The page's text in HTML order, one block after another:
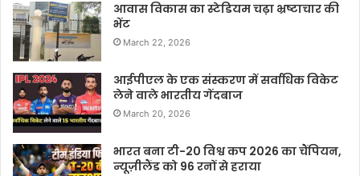
आवास विकास का स्टेडियम चढ़ा भ्रष्टाचार की
भेंट
March 22, 2026
आईपीएल के एक संस्करण में सर्वाधिक विकेट
लेने वाले भारतीय गेंदबाज
March 20, 2026
भारत बना टी-20 विश्व कप 2026 का चैंपियन,
न्यूज़ीलैंड को 96 रनों से हराया